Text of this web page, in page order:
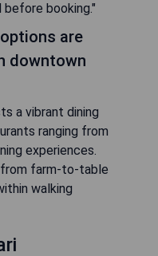
booking."
are
downtown
a vibrant dining
ranging from
experiences.
from farm-to-table
walking